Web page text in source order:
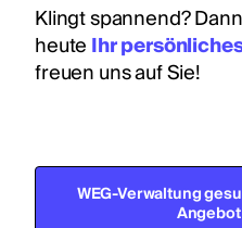
Klingt spannend?
heuteIhr
freuen uns auf Sie!
WEG-Verwaltung